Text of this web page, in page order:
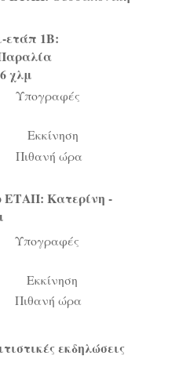
ετάπ 1Β:
χλμ
Υπογραφές
Εκκίνηση
Πιθανή ώρα
ΕΤΑΠ: Κατερίνη -
ώρα
εκδηλώσεις